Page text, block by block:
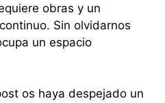
obras y un
Sin olvidarnos
un espacio
os haya despejado un